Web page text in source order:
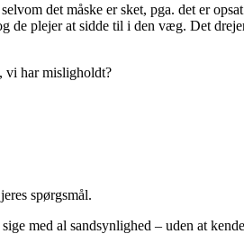
det måske er sket, pga. det er
de plejer at sidde til i den væg. Det
vi har misligholdt?
spørgsmål.
med al sandsynlighed – uden at